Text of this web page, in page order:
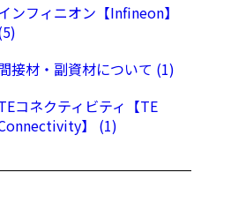
ンフィニオン【Infineon】
接材・副資材について (1)
コネクティビティ【TE
】 (1)